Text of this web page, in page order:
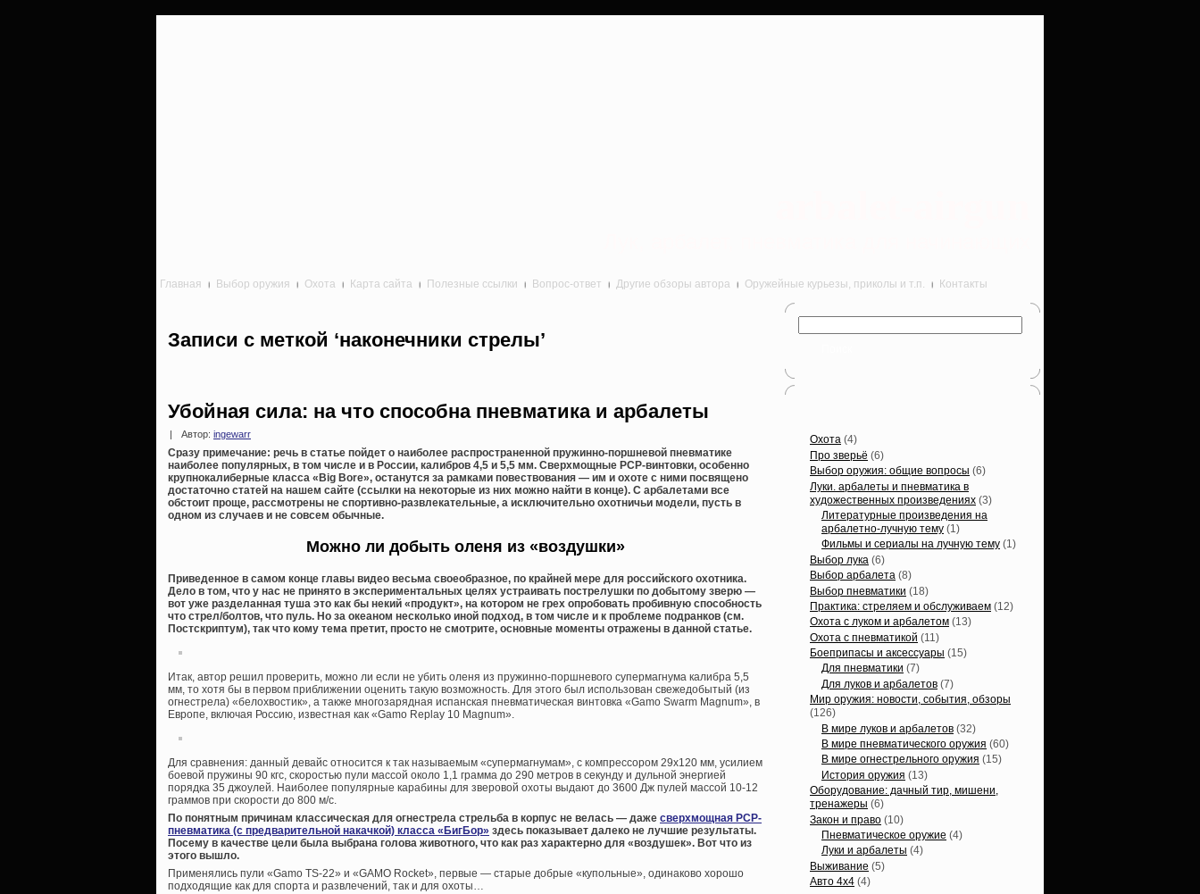
Главная Выбор оружия Охота Карта сайта Полезные ссылки Вопрос-ответ Другие обзоры автора Оружейные курьезы, приколы и т.п. Контакты
Записи с меткой ‘наконечники стрелы’
Убойная сила: на что способна пневматика и арбалеты
Автор: ingewarr
Сразу примечание: речь в статье пойдет о наиболее распространенной пружинно-поршневой пневматике
наиболее популярных, в том числе и в России, калибров 4,5 и 5,5 мм. Сверхмощные PCP-винтовки, особенно
крупнокалиберные класса «Big Bore», останутся за рамками повествования — им и охоте с ними посвящено
достаточно статей на нашем сайте (ссылки на некоторые из них можно найти в конце). С арбалетами все
обстоит проще, рассмотрены не спортивно-развлекательные, а исключительно охотничьи модели, пусть в
одном из случаев и не совсем обычные.
Можно ли добыть оленя из «воздушки»
Приведенное в самом конце главы видео весьма своеобразное, по крайней мере для российского охотника.
Дело в том, что у нас не принято в экспериментальных целях устраивать пострелушки по добытому зверю —
вот уже разделанная туша это как бы некий «продукт», на котором не грех опробовать пробивную способность
что стрел/болтов, что пуль. Но за океаном несколько иной подход, в том числе и к проблеме подранков (см.
Постскриптум), так что кому тема претит, просто не смотрите, основные моменты отражены в данной статье.
Итак, автор решил проверить, можно ли если не убить оленя из пружинно-поршневого супермагнума калибра 5,5
мм, то хотя бы в первом приближении оценить такую возможность. Для этого был использован свежедобытый (из
огнестрела) «белохвостик», а также многозарядная испанская пневматическая винтовка «Gamo Swarm Magnum», в
Европе, включая Россию, известная как «Gamo Replay 10 Magnum».
Для сравнения: данный девайс относится к так называемым «супермагнумам», с компрессором 29х120 мм, усилием
боевой пружины 90 кгс, скоростью пули массой около 1,1 грамма до 290 метров в секунду и дульной энергией
порядка 35 джоулей. Наиболее популярные карабины для зверовой охоты выдают до 3600 Дж пулей массой 10-12
граммов при скорости до 800 м/с.
По понятным причинам классическая для огнестрела стрельба в корпус не велась — даже сверхмощная PCP-
пневматика (с предварительной накачкой) класса «БигБор» здесь показывает далеко не лучшие результаты.
Посему в качестве цели была выбрана голова животного, что как раз характерно для «воздушек». Вот что из
этого вышло.
Применялись пули «Gamo TS-22» и «GAMO Rocket», первые — старые добрые «купольные», одинаково хорошо
подходящие как для спорта и развлечений, так и для охоты…
Охота (4)
Про зверьё (6)
Выбор оружия: общие вопросы (6)
Луки. арбалеты и пневматика в
художественных произведениях (3)
Литературные произведения на
арбалетно-лучную тему (1)
Фильмы и сериалы на лучную тему (1)
Выбор лука (6)
Выбор арбалета (8)
Выбор пневматики (18)
Практика: стреляем и обслуживаем (12)
Охота с луком и арбалетом (13)
Охота с пневматикой (11)
Боеприпасы и аксессуары (15)
Для пневматики (7)
Для луков и арбалетов (7)
Мир оружия: новости, события, обзоры
(126)
В мире луков и арбалетов (32)
В мире пневматического оружия (60)
В мире огнестрельного оружия (15)
История оружия (13)
Оборудование: дачный тир, мишени,
тренажеры (6)
Закон и право (10)
Пневматическое оружие (4)
Луки и арбалеты (4)
Выживание (5)
Авто 4х4 (4)